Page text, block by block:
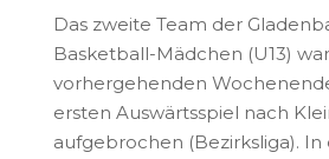
Das zweite Team der
Basketball-Mädchen (U13)
vorhergehenden
ersten Auswärtsspiel nach
aufgebrochen (Bezirksliga).